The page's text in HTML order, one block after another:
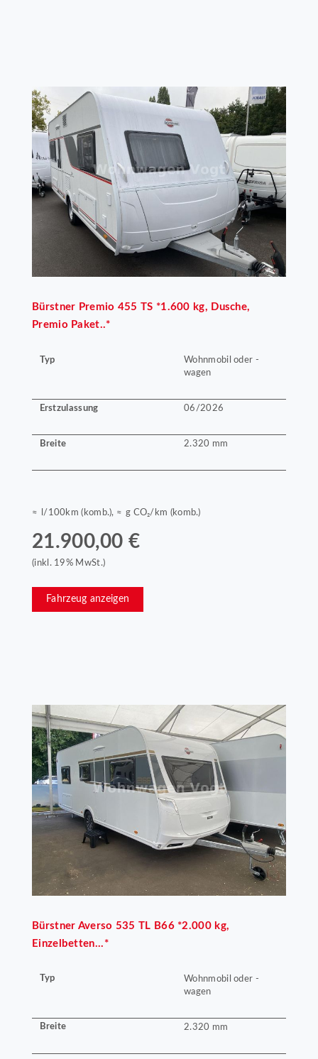
Bürstner Premio 455 TS *1.600 kg, Dusche,
Premio Paket..*
Typ
Wohnmobil oder -
wagen
Erstzulassung 06/2026
Breite 2.320 mm
≈ l/100km (komb.), ≈ g CO₂/km (komb.)
21.900,00 €
(inkl. 19% MwSt.)
Fahrzeug anzeigen
Bürstner Averso 535 TL B66 *2.000 kg,
Einzelbetten...*
Typ
Wohnmobil oder -
wagen
Breite 2.320 mm